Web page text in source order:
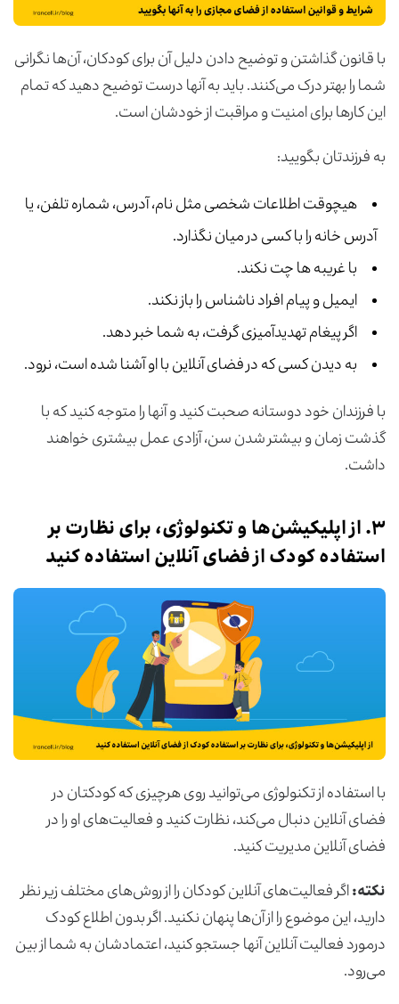
با قانون گذاشتن و توضیح دادن دلیل آن برای کودکان، آن‌ها نگرانی
شما را بهتر درک می‌کنند. باید به آنها درست توضیح دهید که تمام
این کارها برای امنیت و مراقبت از خودشان است.
به فرزندتان بگویید:
هیچوقت اطلاعات شخصی مثل نام، آدرس، شماره تلفن، یا
آدرس خانه را با کسی در میان نگذارد.
با غریبه ها چت نکند.
ایمیل و پیام افراد ناشناس را باز نکند.
اگر پیغام‌ تهدیدآمیزی گرفت، به شما خبر دهد.
به دیدن کسی که در فضای آنلاین با او آشنا شده است، نرود.
با فرزندان خود دوستانه صحبت کنید و آنها را متوجه کنید که با
گذشت زمان و بیشتر شدن سن، آزادی عمل بیشتری خواهند
داشت.
۳. از اپلیکیشن‌ها و تکنولوژی‌، برای نظارت بر
استفاده کودک از فضای آنلاین استفاده کنید
با استفاده از تکنولوژی می‌توانید روی هرچیزی که کودکتان در
فضای آنلاین دنبال می‌کند، نظارت کنید و فعالیت‌های او را در
فضای آنلاین مدیریت کنید.
نکته:اگر فعالیت‌های آنلاین کودکان را از روش‌های مختلف زیر نظر
دارید، این موضوع را از آن‌ها پنهان نکنید. اگر بدون اطلاع کودک
درمورد فعالیت آنلاین آنها جستجو کنید، اعتمادشان به شما از بین
می‌رود.